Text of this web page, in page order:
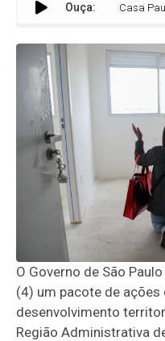
Ouça: Casa
O Governo de São
(4) um pacote de
desenvolvimento
Região Administrativa